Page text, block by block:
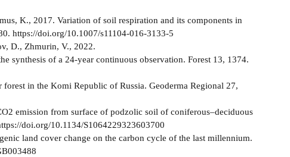
K., 2017. Variation of soil respiration and its components in
https://doi.org/10.1007/s11104-016-3133-5
D., Zhmurin, V., 2022.
synthesis of a 24-year continuous observation. Forest 13, 1374.
in the Komi Republic of Russia. Geoderma Regional 27,
emission from surface of podzolic soil of coniferous–deciduous
doi.org/10.1134/S1064229323603700
land cover change on the carbon cycle of the last millennium.